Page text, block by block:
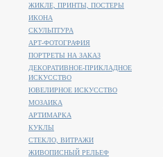
ЖИКЛЕ, ПРИНТЫ, ПОСТЕРЫ
ИКОНА
СКУЛЬПТУРА
АРТ-ФОТОГРАФИЯ
ПОРТРЕТЫ НА ЗАКАЗ
ДЕКОРАТИВНОЕ-ПРИКЛАДНОЕ
ИСКУССТВО
ЮВЕЛИРНОЕ ИСКУССТВО
МОЗАИКА
АРТИМАРКА
КУКЛЫ
СТЕКЛО, ВИТРАЖИ
ЖИВОПИСНЫЙ РЕЛЬЕФ